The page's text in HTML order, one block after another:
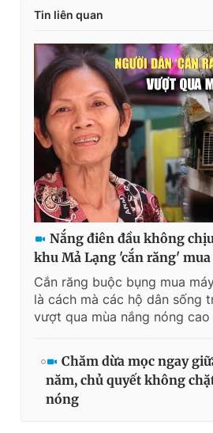
Tin liên quan
Nắng điên đầu không
khu Mả Lạng 'cắn răng'
Cắn răng buộc bụng mua
là cách mà các hộ dân sống
vượt qua mùa nắng nóng cao
Chăm dừa mọc ngay
năm, chủ quyết không
nóng